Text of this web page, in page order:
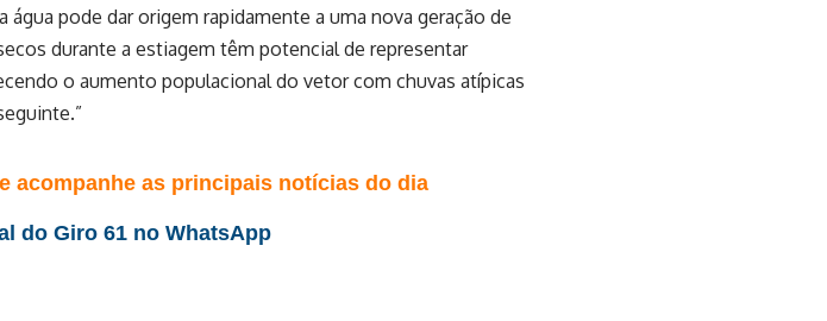
pode dar origem rapidamente a uma nova geração de
durante a estiagem têm potencial de representar
o aumento populacional do vetor com chuvas atípicas
acompanhe as principais notícias do dia
do Giro 61 no WhatsApp